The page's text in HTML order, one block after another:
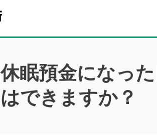
休眠預金になっ
はできますか？